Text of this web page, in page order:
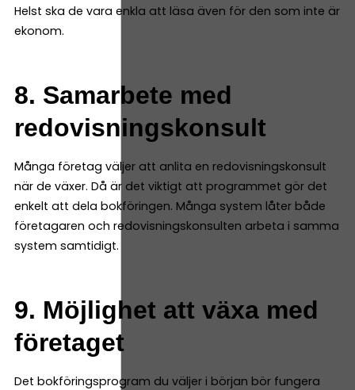
Helst ska de vara enkla att läsa även för den som inte är
ekonom.
8. Samarbete med
redovisningskonsult
Många företag väljer att anlita en redovisningskonsult
när de växer. Då är det viktigt att programmet gör det
enkelt att dela bokföringen. Många system låter både
företagaren och redovisningskonsulten arbeta i samma
system samtidigt.
9. Möjlighet att växa med
företaget
Det bokföringsprogram du väljer i början bör fungera